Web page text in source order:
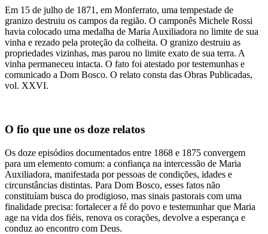
Em 15 de julho de 1871, em Monferrato, uma tempestade de
granizo destruiu os campos da região. O camponês Michele Rossi
havia colocado uma medalha de Maria Auxiliadora no limite de sua
vinha e rezado pela proteção da colheita. O granizo destruiu as
propriedades vizinhas, mas parou no limite exato de sua terra. A
vinha permaneceu intacta. O fato foi atestado por testemunhas e
comunicado a Dom Bosco. O relato consta das Obras Publicadas,
vol. XXVI.
O fio que une os doze relatos
Os doze episódios documentados entre 1868 e 1875 convergem
para um elemento comum: a confiança na intercessão de Maria
Auxiliadora, manifestada por pessoas de condições, idades e
circunstâncias distintas. Para Dom Bosco, esses fatos não
constituíam busca do prodigioso, mas sinais pastorais com uma
finalidade precisa: fortalecer a fé do povo e testemunhar que Maria
age na vida dos fiéis, renova os corações, devolve a esperança e
conduz ao encontro com Deus.